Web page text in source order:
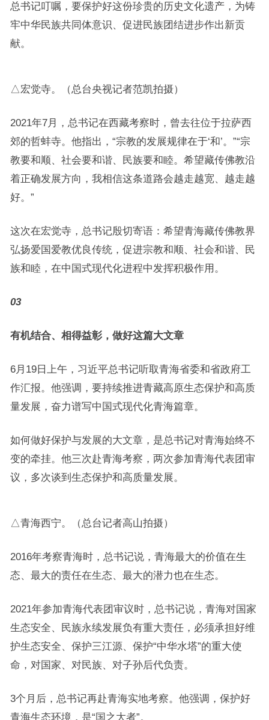
总书记叮嘱，要保护好这份珍贵的历史文化遗产，为铸
牢中华民族共同体意识、促进民族团结进步作出新贡
献。
△宏觉寺。（总台央视记者范凯拍摄）
2021年7月，总书记在西藏考察时，曾去往位于拉萨西
郊的哲蚌寺。他指出，“宗教的发展规律在于‘和’。”“宗
教要和顺、社会要和谐、民族要和睦。希望藏传佛教沿
着正确发展方向，我相信这条道路会越走越宽、越走越
好。”
这次在宏觉寺，总书记殷切寄语：希望青海藏传佛教界
弘扬爱国爱教优良传统，促进宗教和顺、社会和谐、民
族和睦，在中国式现代化进程中发挥积极作用。
03
有机结合、相得益彰，做好这篇大文章
6月19日上午，习近平总书记听取青海省委和省政府工
作汇报。他强调，要持续推进青藏高原生态保护和高质
量发展，奋力谱写中国式现代化青海篇章。
如何做好保护与发展的大文章，是总书记对青海始终不
变的牵挂。他三次赴青海考察，两次参加青海代表团审
议，多次谈到生态保护和高质量发展。
△青海西宁。（总台记者高山拍摄）
2016年考察青海时，总书记说，青海最大的价值在生
态、最大的责任在生态、最大的潜力也在生态。
2021年参加青海代表团审议时，总书记说，青海对国家
生态安全、民族永续发展负有重大责任，必须承担好维
护生态安全、保护三江源、保护“中华水塔”的重大使
命，对国家、对民族、对子孙后代负责。
3个月后，总书记再赴青海实地考察。他强调，保护好
青海生态环境，是“国之大者”。